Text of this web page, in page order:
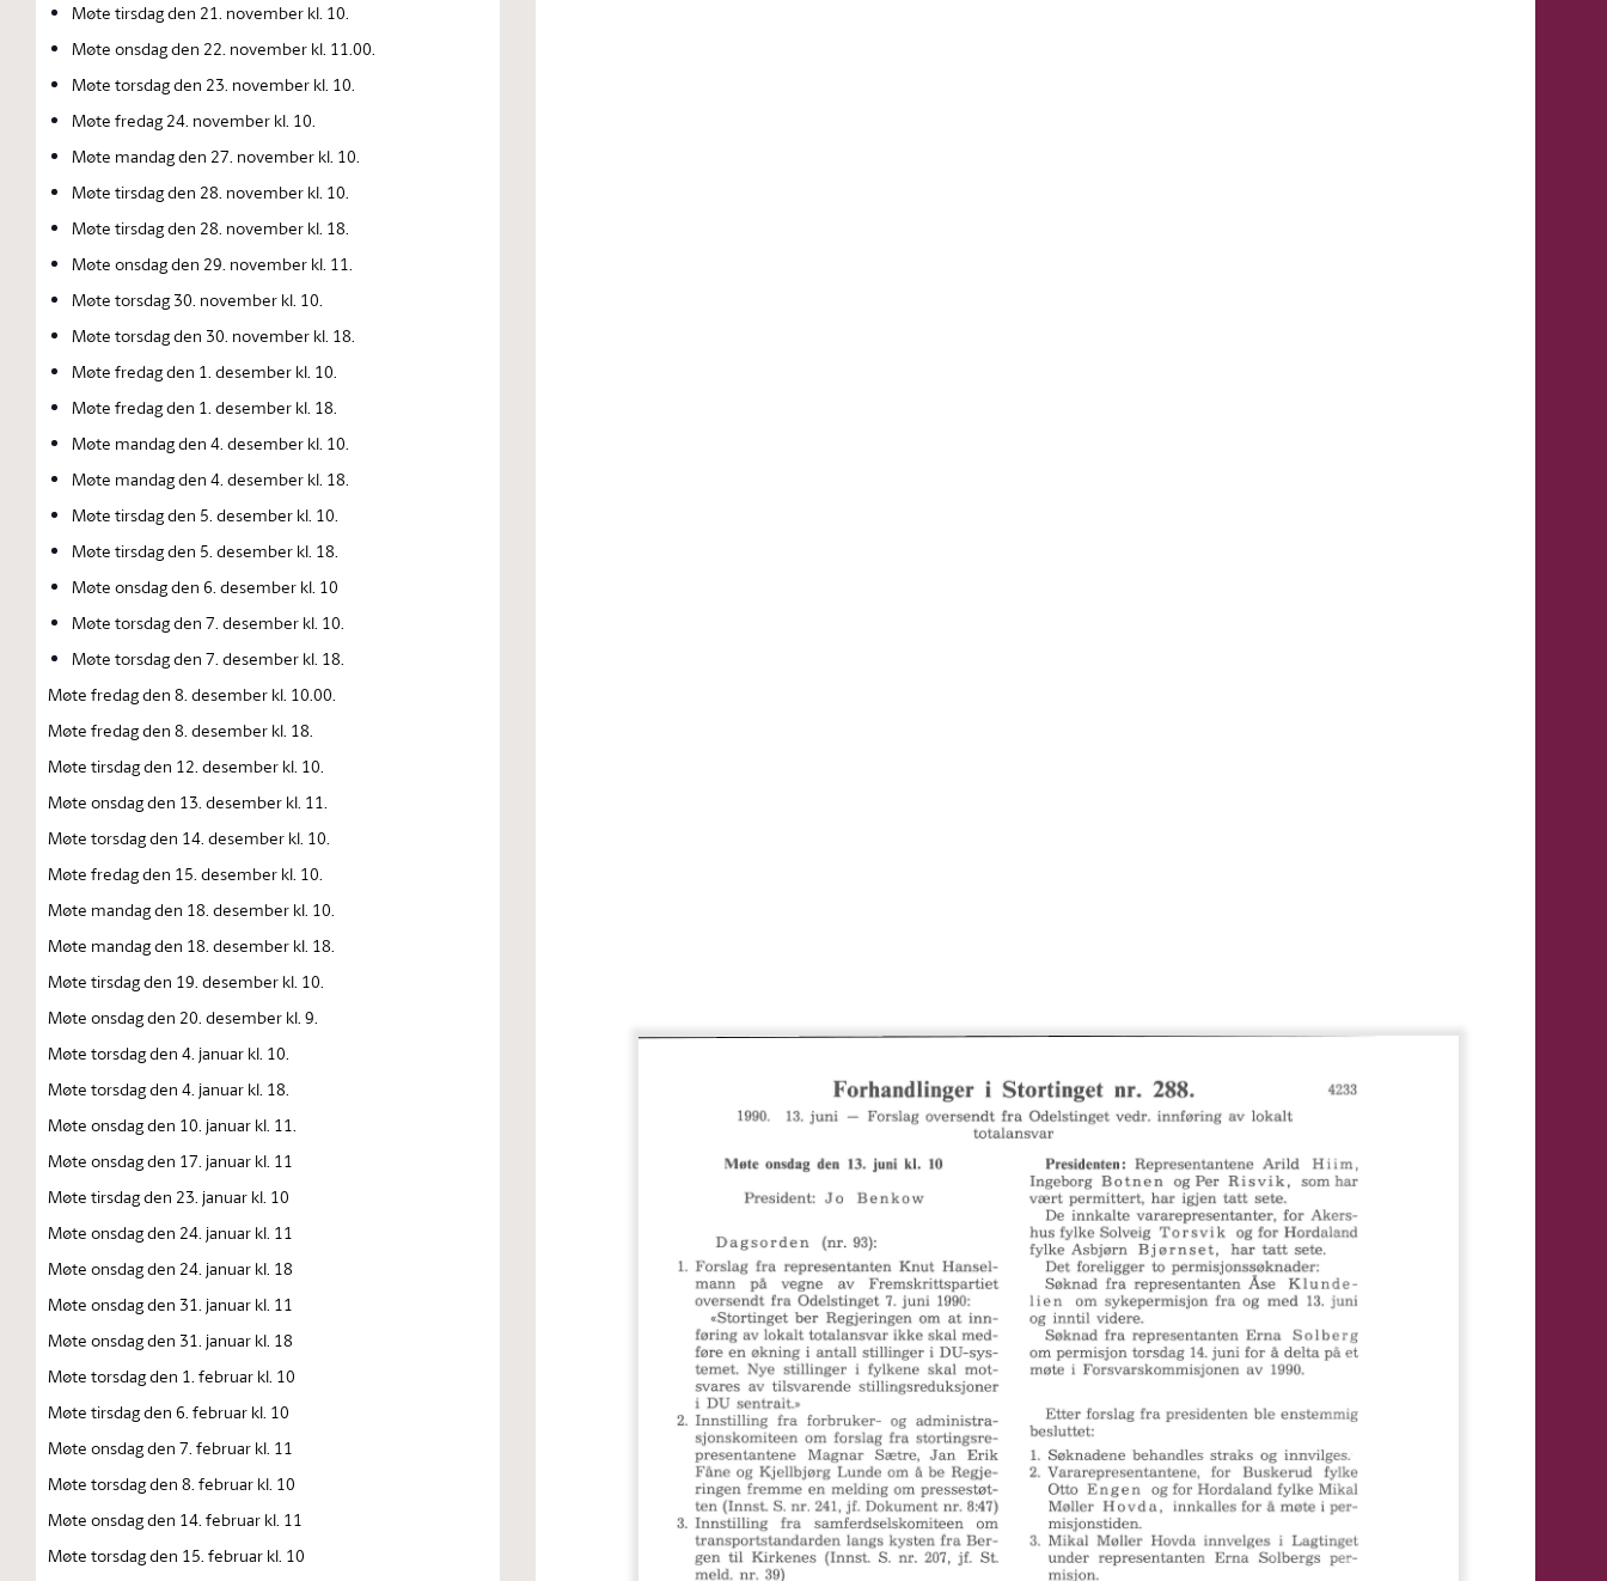
Møte tirsdag den 21. november kl. 10.
Møte onsdag den 22. november kl. 11.00.
Møte torsdag den 23. november kl. 10.
Møte fredag 24. november kl. 10.
Møte mandag den 27. november kl. 10.
Møte tirsdag den 28. november kl. 10.
Møte tirsdag den 28. november kl. 18.
Møte onsdag den 29. november kl. 11.
Møte torsdag 30. november kl. 10.
Møte torsdag den 30. november kl. 18.
Møte fredag den 1. desember kl. 10.
Møte fredag den 1. desember kl. 18.
Møte mandag den 4. desember kl. 10.
Møte mandag den 4. desember kl. 18.
Møte tirsdag den 5. desember kl. 10.
Møte tirsdag den 5. desember kl. 18.
Møte onsdag den 6. desember kl. 10
Møte torsdag den 7. desember kl. 10.
Møte torsdag den 7. desember kl. 18.
Møte fredag den 8. desember kl. 10.00.
Møte fredag den 8. desember kl. 18.
Møte tirsdag den 12. desember kl. 10.
Møte onsdag den 13. desember kl. 11.
Møte torsdag den 14. desember kl. 10.
Møte fredag den 15. desember kl. 10.
Møte mandag den 18. desember kl. 10.
Møte mandag den 18. desember kl. 18.
Møte tirsdag den 19. desember kl. 10.
Møte onsdag den 20. desember kl. 9.
Møte torsdag den 4. januar kl. 10.
Møte torsdag den 4. januar kl. 18.
Møte onsdag den 10. januar kl. 11.
Møte onsdag den 17. januar kl. 11
Møte tirsdag den 23. januar kl. 10
Møte onsdag den 24. januar kl. 11
Møte onsdag den 24. januar kl. 18
Møte onsdag den 31. januar kl. 11
Møte onsdag den 31. januar kl. 18
Møte torsdag den 1. februar kl. 10
Møte tirsdag den 6. februar kl. 10
Møte onsdag den 7. februar kl. 11
Møte torsdag den 8. februar kl. 10
Møte onsdag den 14. februar kl. 11
Møte torsdag den 15. februar kl. 10